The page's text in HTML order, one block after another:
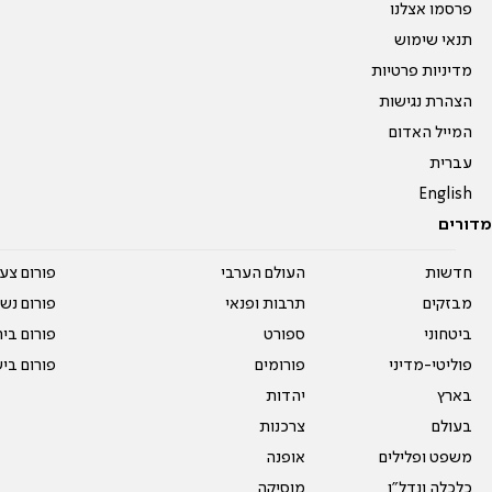
פרסמו אצלנו
תנאי שימוש
מדיניות פרטיות
הצהרת נגישות
המייל האדום
עברית
English
מדורים
חדשות
מבזקים
ביטחוני
פוליטי-מדיני
בארץ
בעולם
משפט ופלילים
כלכלה ונדל"ן
העולם הערבי
תרבות ופנאי
ספורט
פורומים
יהדות
צרכנות
אופנה
מוסיקה
פורום
פורום
פורום
פורום